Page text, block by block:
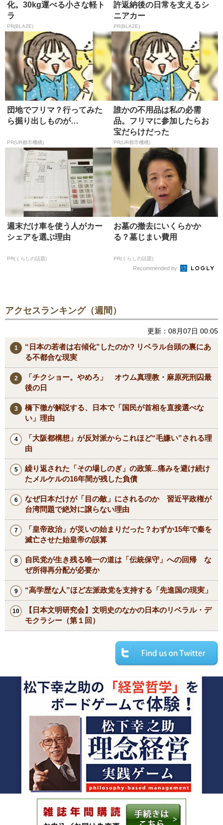
化。30kg運べる小さな軽ト
ラ
PR(BLAZE)
許返納後の日常を支えるシ
ニアカー
PR(BLAZE)
団地でフリマ？行ってみた
ら掘り出しものが…
PR(UR都市機構)
誰かの不用品は私の必需
品。フリマに参加したらお
宝だらけだった
PR(UR都市機構)
週末だけ車を使う人がカー
シェアを選ぶ理由
PR(くらしの話題)
お墓の撤去にいくらかか
る？墓じまい費用
PR(くらしの話題)
Recommended by
アクセスランキング（週間）
更新：08月07日 00:05
“日本の若者は右傾化”したのか? リベラル台頭の裏にあ
る不都合な現実
「チクショー。やめろ」 オウム真理教・麻原死刑囚最
後の日
橋下徹が解説する、日本で「国民が首相を直接選べな
い」理由
「大阪都構想」が反対派からこれほど“毛嫌い”される理
由
繰り返された「その場しのぎ」の政策...痛みを避け続け
たメルケルの16年間が残した負債
なぜ日本だけが「目の敵」にされるのか 習近平政権が
台湾問題で絶対に譲らない理由
「皇帝政治」が災いの始まりだった？わずか15年で秦を
滅亡させた始皇帝の誤算
自民党が生き残る唯一の道は「伝統保守」への回帰 な
ぜ所得再分配が必要か
“高学歴な人”ほど左派政党を支持する「先進国の現実」
【日本文明研究会】文明史のなかの日本のリベラル・デ
モクラシー（第１回）